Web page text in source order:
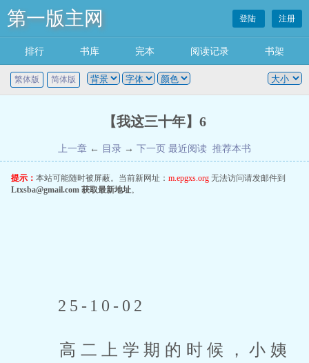
第一版主网 登陆 注册
排行 书库 完本 阅读记录 书架
繁体版 简体版
【我这三十年】6
上一章 ← 目录 → 下一页 最近阅读 推荐本书
提示： 本站可能随时被屏蔽。当前新网址： m.epgxs.org 无法访问请发邮件到
Ltxsba@gmail.com 获取最新地址。
25-10-02